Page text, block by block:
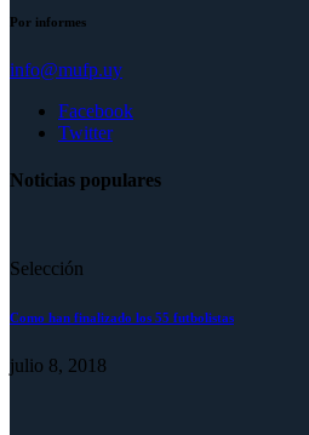
Por informes
info@mufp.uy
Facebook
Twitter
Noticias populares
Selección
Como han finalizado los 55 futbolistas
julio 8, 2018